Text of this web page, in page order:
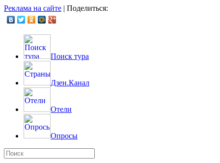
Реклама на сайте | Поделиться:
Поиск тура
Дзен.Канал
Отели
Опросы